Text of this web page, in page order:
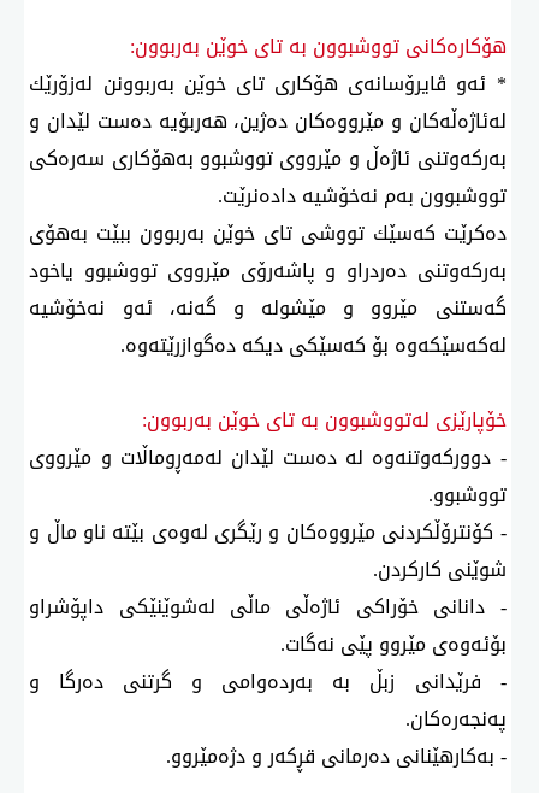
هۆكارەكانی تووشبوون بە تای خوێن بەربوون:
* ئەو ڤایرۆسانەی هۆكاری تای خوێن بەربوونن لەزۆرێك
لەئاژەڵەكان و مێرووەكان دەژین، هەربۆیە دەست لێدان و
بەركەوتنی ئاژەڵ و مێرووی تووشبوو بەهۆكاری سەرەكی
تووشبوون بەم نەخۆشیە دادەنرێت.
دەكرێت كەسێك تووشی تای خوێن بەربوون ببێت بەهۆی
بەركەوتنی دەردراو و پاشەرۆی مێرووی تووشبوو یاخود
گەستنی مێروو و مێشولە و گەنە، ئەو نەخۆشیە
لەكەسێكەوە بۆ كەسێكی دیكە دەگوازرێتەوە.
خۆپارێزی لەتووشبوون بە تای خوێن بەربوون:
- دووركەوتنەوە لە دەست لێدان لەمەڕوماڵات و مێرووی
تووشبوو.
- كۆنترۆڵكردنی مێرووەكان و رێگری لەوەی بێتە ناو ماڵ و
شوێنی كاركردن.
- دانانی خۆراكی ئاژەڵی ماڵی لەشوێنێكی داپۆشراو
بۆئەوەی مێروو پێی نەگات.
- فرێدانی زبڵ بە بەردەوامی و گرتنی دەرگا و
پەنجەرەكان.
- بەكارهێنانی دەرمانی قڕكەر و دژەمێروو.